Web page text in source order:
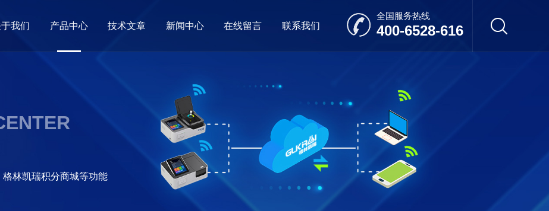
我们 产品中心 技术文章 新闻中心 在线留言 联系我们
全国服务热线
400-6528-616
林凯瑞积分商城等功能